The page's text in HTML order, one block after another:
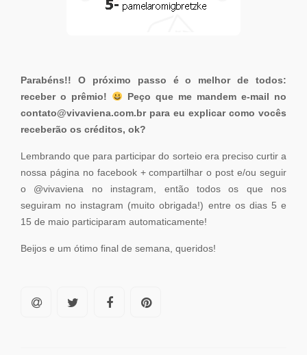
Parabéns!! O próximo passo é o melhor de todos:
receber o prêmio!
Peço que me mandem e-mail no
contato@vivaviena.com.brpara eu explicar como vocês
receberão os créditos, ok?
Lembrando que para participar do sorteio era preciso curtir a
nossa página no facebook + compartilhar o post e/ou seguir
o @vivaviena no instagram, então todos os que nos
seguiram no instagram (muito obrigada!) entre os dias 5 e
15 de maio participaram automaticamente!
Beijos e um ótimo final de semana, queridos!